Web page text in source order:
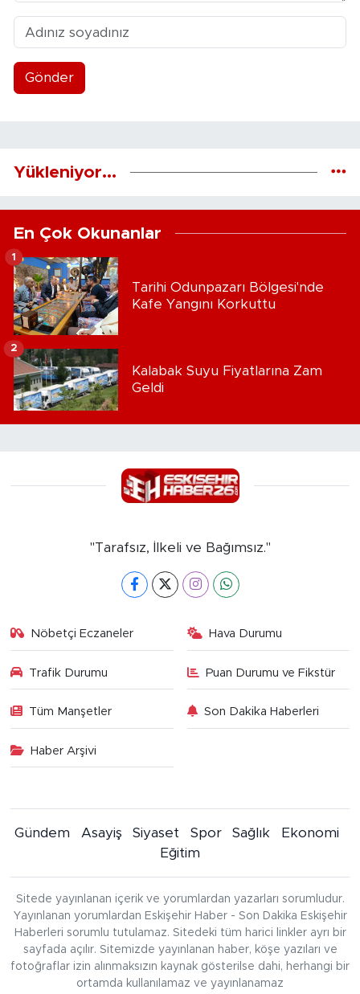
Gönder
Yükleniyor...
En Çok Okunanlar
Tarihi Odunpazarı Bölgesi'nde
Kafe Yangını Korkuttu
1
Kalabak Suyu Fiyatlarına Zam
Geldi
2
"Tarafsız, İlkeli ve Bağımsız."
Nöbetçi Eczaneler Hava Durumu
Trafik Durumu Puan Durumu ve Fikstür
Tüm Manşetler Son Dakika Haberleri
Haber Arşivi
Gündem Asayiş Siyaset Spor Sağlık
Ekonomi
Eğitim
Sitede yayınlanan içerik ve yorumlardan yazarları sorumludur.
Yayınlanan yorumlardan Eskişehir Haber - Son Dakika Eskişehir
Haberleri sorumlu tutulamaz. Sitedeki tüm harici linkler ayrı bir
sayfada açılır. Sitemizde yayınlanan haber, köşe yazıları ve
fotoğraflar izin alınmaksızın kaynak gösterilse dahi, herhangi bir
ortamda kullanılamaz ve yayınlanamaz